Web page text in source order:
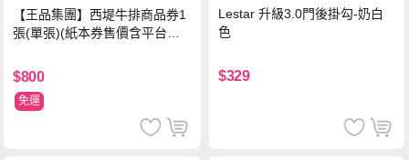
【王品集團】西堤牛排商品券1
張(單張)(紙本券售價含平台物
$800
免運
Lestar 升級3.0門後掛勾-奶白
色
$329